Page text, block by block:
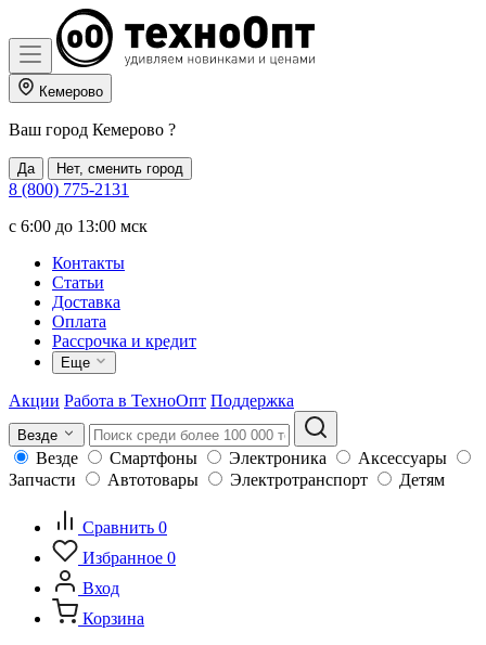
Кемерово
Ваш город Кемерово ?
Да Нет, сменить город
8 (800) 775-2131
c 6:00 до 13:00 мск
Контакты
Статьи
Доставка
Оплата
Рассрочка и кредит
Еще
Акции Работа в ТехноОпт Поддержка
Везде
Везде Смартфоны Электроника
Аксессуары
Запчасти
Автотовары Электротранспорт Детям
Сравнить 0
Избранное 0
Вход
Корзина